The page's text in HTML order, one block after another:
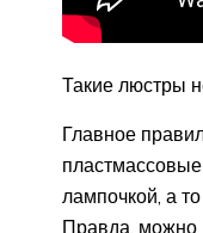
Такие люстры
Главное
лампочкой, а
Правда, можно